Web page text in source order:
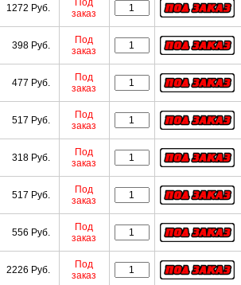
1272 Руб.
Под
заказ
398 Руб.
Под
заказ
477 Руб.
Под
заказ
517 Руб.
Под
заказ
318 Руб.
Под
заказ
517 Руб.
Под
заказ
556 Руб.
Под
заказ
2226 Руб.
Под
заказ